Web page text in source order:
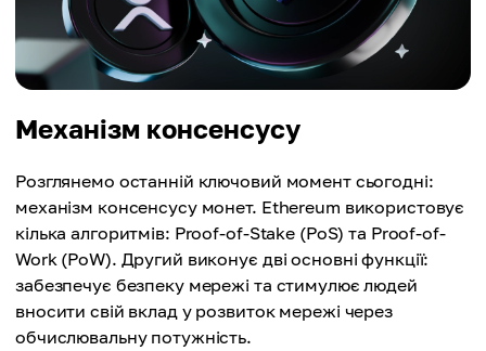
Механізм консенсусу
Розглянемо останній ключовий момент сьогодні:
механізм консенсусу монет. Ethereum використовує
кілька алгоритмів: Proof-of-Stake (PoS) та Proof-of-
Work (PoW). Другий виконує дві основні функції:
забезпечує безпеку мережі та стимулює людей
вносити свій вклад у розвиток мережі через
обчислювальну потужність.